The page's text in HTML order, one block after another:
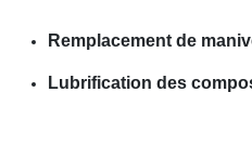
Remplacement de
Lubrification des